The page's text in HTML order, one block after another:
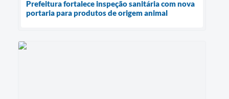
Prefeitura fortalece inspeção sanitária com nova
portaria para produtos de origem animal